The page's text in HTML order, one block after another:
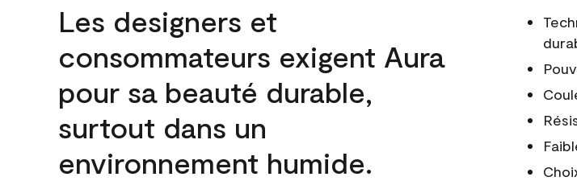
Les designers et
consommateurs exigent Aura
pour sa beauté durable,
surtout dans un
environnement humide.